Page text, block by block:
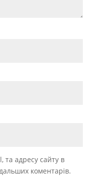
та адресу сайту в
коментарів.